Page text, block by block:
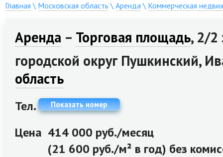
Главная \ Московская область \ Аренда\ Коммерческая
Аренда – Торговая площадь, 2/2
городской округ Пушкинский,
область
Тел. Показать номер
Цена 414 000 руб./месяц
(21 600 руб./м² в год) без